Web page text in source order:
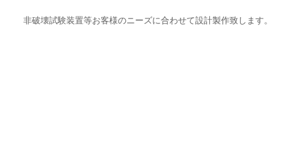
非破壊試験装置等お客様のニーズに合わせて設計製作致します。